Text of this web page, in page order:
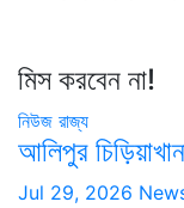
মিস করবেন না!
নিউজ রাজ্য
আলিপুর
Jul 29, 2026